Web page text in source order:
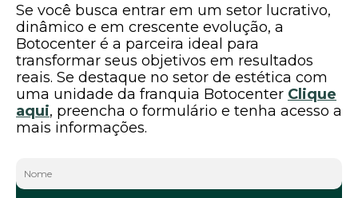
Se você busca entrar em um setor lucrativo,
dinâmico e em crescente evolução, a
Botocenter é a parceira ideal para
transformar seus objetivos em resultados
reais. Se destaque no setor de estética com
uma unidade da franquia Botocenter Clique
aqui, preencha o formulário e tenha acesso a
mais informações.